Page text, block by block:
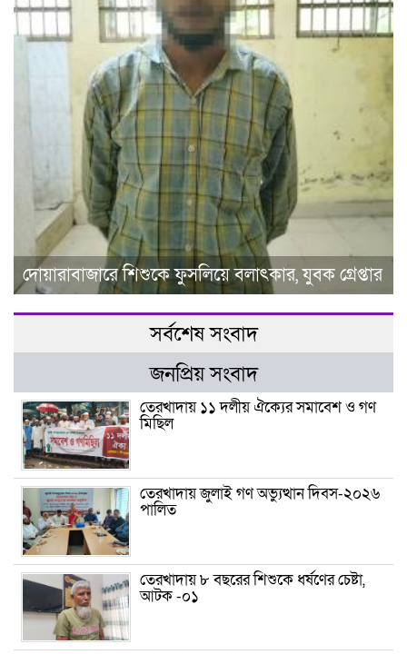
দোয়ারাবাজারে শিশুকে ফুসলিয়ে বলাৎকার, যুবক গ্রেপ্তার
সর্বশেষ সংবাদ
জনপ্রিয় সংবাদ
তেরখাদায় ১১ দলীয় ঐক্যের সমাবেশ ও গণ
মিছিল
তেরখাদায় জুলাই গণ অভ্যুত্থান দিবস-২০২৬
পালিত
তেরখাদায় ৮ বছরের শিশুকে ধর্ষণের চেষ্টা,
আটক -০১